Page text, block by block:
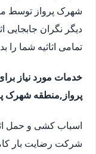
شهرک پرواز توسط
دیگر نگران جابجایی
تمامی اثاثیه شما را
خدمات مورد نیاز
پرواز,منطقه شهرک
اسباب کشی و حمل
شرکت رضایت بار